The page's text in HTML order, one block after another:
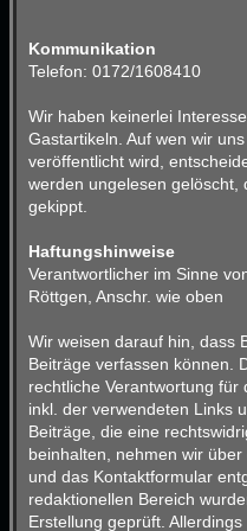
Kommunikation
Telefon: 0172/1608410
Wir haben keinerlei
Gastartikeln. Auf wen wir
veröffentlicht wird,
werden ungelesen gelöscht,
gekippt.
Haftungshinweise
Verantwortlicher im Sinne
Röttgen, Anschr. wie oben
Wir weisen darauf hin, dass
Beiträge verfassen können.
rechtliche Verantwortung für
inkl. der verwendeten Links
Beiträge, die eine
beinhalten, nehmen wir
und das Kontaktformular
redaktionellen Bereich
Erstellung geprüft.